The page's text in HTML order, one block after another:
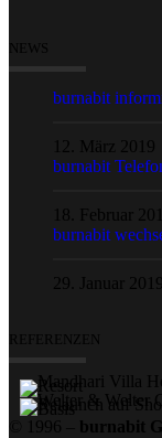
NEWS
burnabit
12. März 2019
burnabit
18. Februar
burnabit
29. Januar 2019
REFERENZEN
© 1996 – burnabit